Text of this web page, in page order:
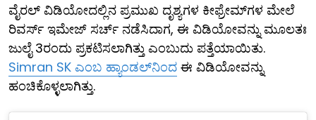
ವೈರಲ್ ವಿಡಿಯೋದಲ್ಲಿನ ಪ್ರಮುಖ ದೃಶ್ಯಗಳ ಕೀಫ್ರೇಮ್‌ಗಳ ಮೇಲೆ
ರಿವರ್ಸ್ ಇಮೇಜ್ ಸರ್ಚ್ ನಡೆಸಿದಾಗ, ಈ ವಿಡಿಯೋವನ್ನು ಮೂಲತಃ
ಜುಲೈ 3ರಂದು ಪ್ರಕಟಿಸಲಾಗಿತ್ತು ಎಂಬುದು ಪತ್ತೆಯಾಯಿತು.
Simran SK ಎಂಬ ಹ್ಯಾಂಡಲ್‌ನಿಂದ ಈ ವಿಡಿಯೋವನ್ನು
ಹಂಚಿಕೊಳ್ಳಲಾಗಿತ್ತು.